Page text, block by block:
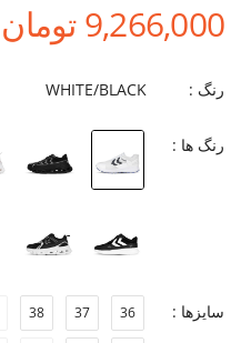
9,266,000 تومان
رنگ : WHITE/BLACK
رنگ ها :
سایزها : 36
37
38